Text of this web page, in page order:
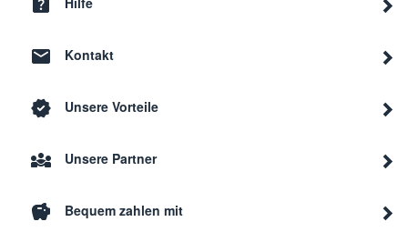
Kontakt
Unsere Vorteile
Unsere Partner
Bequem zahlen mit